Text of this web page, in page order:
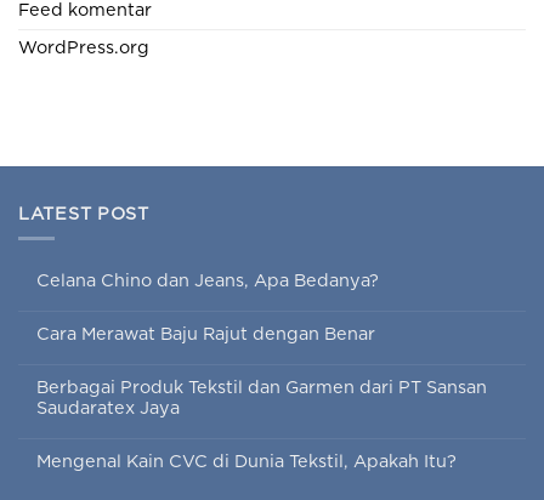
Feed komentar
WordPress.org
LATEST POST
Celana Chino dan Jeans, Apa Bedanya?
Cara Merawat Baju Rajut dengan Benar
Berbagai Produk Tekstil dan Garmen dari PT Sansan
Saudaratex Jaya
Mengenal Kain CVC di Dunia Tekstil, Apakah Itu?